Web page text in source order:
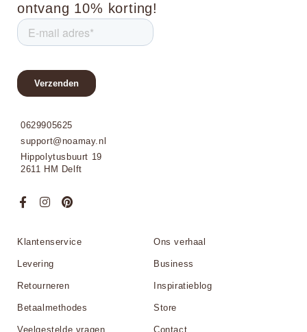
ontvang 10% korting!
0629905625
support@noamay.nl
Hippolytusbuurt 19
2611 HM Delft
Klantenservice
Levering
Retourneren
Betaalmethodes
Veelgestelde vragen
Ons verhaal
Business
Inspiratieblog
Store
Contact